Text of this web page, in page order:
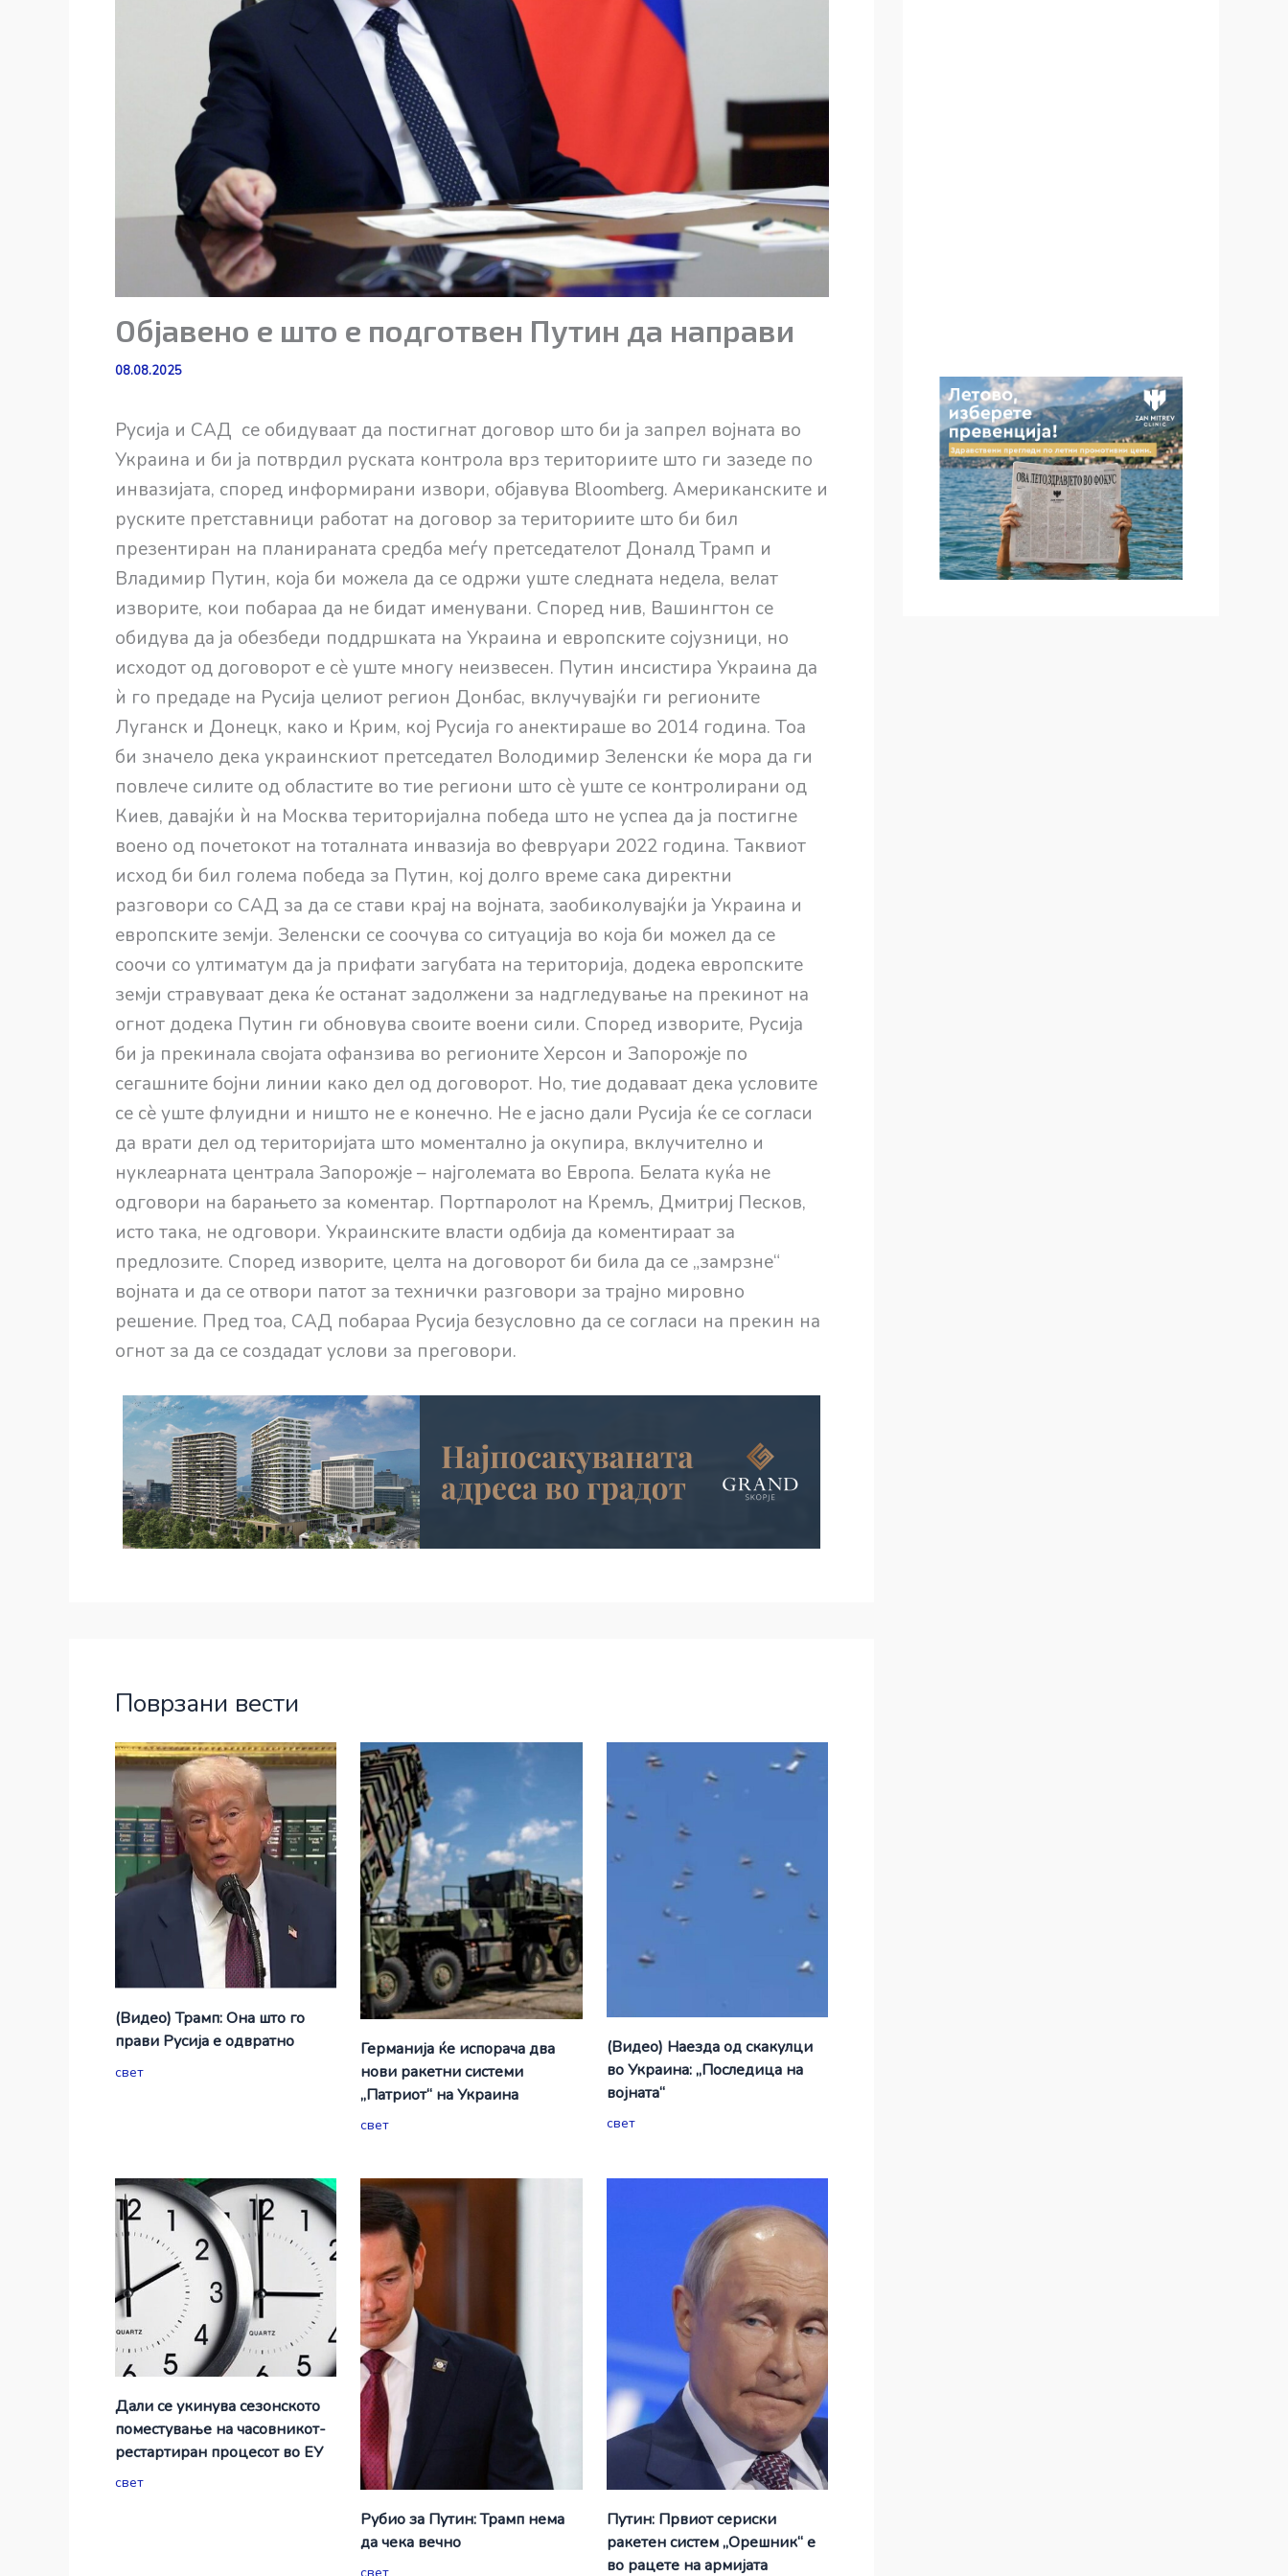
Објавено е што е подготвен Путин да направи
08.08.2025
Русија и САД се обидуваат да постигнат договор што би ја запрел војната во
Украина и би ја потврдил руската контрола врз териториите што ги зазеде по
инвазијата, според информирани извори, објавува Bloomberg. Американските и
руските претставници работат на договор за териториите што би бил
презентиран на планираната средба меѓу претседателот Доналд Трамп и
Владимир Путин, која би можела да се одржи уште следната недела, велат
изворите, кои побараа да не бидат именувани. Според нив, Вашингтон се
обидува да ја обезбеди поддршката на Украина и европските сојузници, но
исходот од договорот е сè уште многу неизвесен. Путин инсистира Украина да
ѝ го предаде на Русија целиот регион Донбас, вклучувајќи ги регионите
Луганск и Донецк, како и Крим, кој Русија го анектираше во 2014 година. Тоа
би значело дека украинскиот претседател Володимир Зеленски ќе мора да ги
повлече силите од областите во тие региони што сè уште се контролирани од
Киев, давајќи ѝ на Москва територијална победа што не успеа да ја постигне
воено од почетокот на тоталната инвазија во февруари 2022 година. Таквиот
исход би бил голема победа за Путин, кој долго време сака директни
разговори со САД за да се стави крај на војната, заобиколувајќи ја Украина и
европските земји. Зеленски се соочува со ситуација во која би можел да се
соочи со ултиматум да ја прифати загубата на територија, додека европските
земји стравуваат дека ќе останат задолжени за надгледување на прекинот на
огнот додека Путин ги обновува своите воени сили. Според изворите, Русија
би ја прекинала својата офанзива во регионите Херсон и Запорожје по
сегашните бојни линии како дел од договорот. Но, тие додаваат дека условите
се сè уште флуидни и ништо не е конечно. Не е јасно дали Русија ќе се согласи
да врати дел од територијата што моментално ја окупира, вклучително и
нуклеарната централа Запорожје – најголемата во Европа. Белата куќа не
одговори на барањето за коментар. Портпаролот на Кремљ, Дмитриј Песков,
исто така, не одговори. Украинските власти одбија да коментираат за
предлозите. Според изворите, целта на договорот би била да се „замрзне“
војната и да се отвори патот за технички разговори за трајно мировно
решение. Пред тоа, САД побараа Русија безусловно да се согласи на прекин на
огнот за да се создадат услови за преговори.
Поврзани вести
(Видео) Трамп: Она што го
прави Русија е одвратно
свет
Германија ќе испорача два
нови ракетни системи
„Патриот“ на Украина
свет
(Видео) Наезда од скакулци
во Украина: „Последица на
војната“
свет
Дали се укинува сезонското
поместување на часовникот-
рестартиран процесот во ЕУ
свет
Рубио за Путин: Трамп нема
да чека вечно
Путин: Првиот сериски
ракетен систем „Орешник“ е
во рацете на армијата